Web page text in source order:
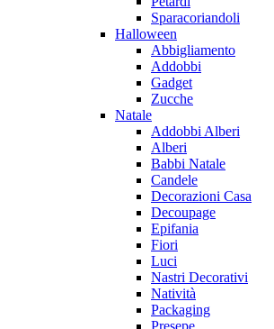
Sparacoriandoli
Halloween
Abbigliamento
Addobbi
Gadget
Zucche
Natale
Addobbi Alberi
Alberi
Babbi Natale
Candele
Decorazioni Casa
Decoupage
Epifania
Fiori
Luci
Nastri Decorativi
Natività
Packaging
Presepe